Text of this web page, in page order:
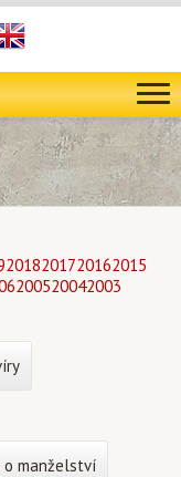
2018201720162015
200520042003
o manželství